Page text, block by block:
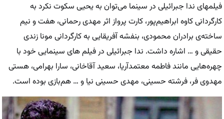
فیلمهای ندا جبرائیلی در سینما می‌توان به یحیی سکوت نکرد به
کارگردانی کاوه ابراهیم‌پور، کارت پرواز اثر مهدی رحمانی، هفت و نیم
ساخته‌ی برادران محمودی، بنفشه آفریقایی به کارگردانی مونا زندی
حقیقی و … اشاره داشت. ندا جبرائیلی در فیلم های سینمایی خود با
چهره‌هایی مانند فاطمه معتمدآریا، سعید آقاخانی، سارا بهرامی، هستی
مهدوی فر، فرشته حسینی، مهدی حسینی نیا و … هم‌بازی بوده است.